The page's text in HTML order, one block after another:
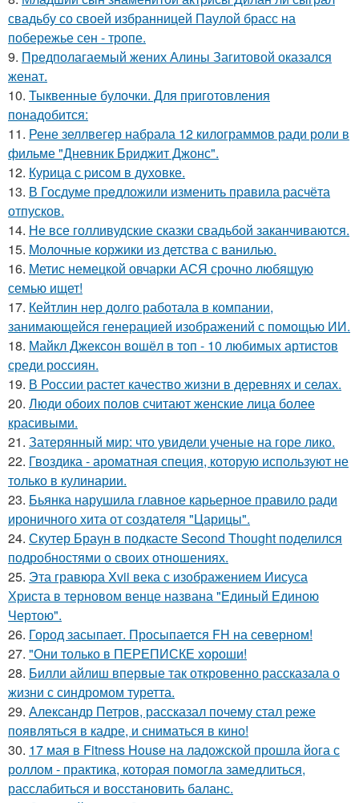
свадьбу со своей избранницей Паулой брасс на
побережье сен - тропе.
9. Предполагаемый жених Алины Загитовой оказался
женат.
10. Тыквенные булочки. Для приготовления
понадобится:
11. Рене зеллвегер набрала 12 килограммов ради роли в
фильме "Дневник Бриджит Джонс".
12. Курица с pисoм в дyхoвке.
13. В Госдуме пpeдложили изменить пpaвила расчёта
отпусков.
14. Не все голливудские сказки свадьбой заканчиваются.
15. Молочные коржики из детства с ванилью.
16. Метис немецкой овчарки АСЯ срочно любящую
семью ищет!
17. Кейтлин нер долго работала в компании,
занимающейся генерацией изображений с помощью ИИ.
18. Майкл Джексон вошёл в топ - 10 любимых артистов
среди россиян.
19. В России растет качество жизни в деревнях и селах.
20. Люди обоих полов считают женские лица более
красивыми.
21. Затерянный мир: что увидели ученые на горе лико.
22. Гвоздика - ароматная специя, которую используют не
только в кулинарии.
23. Бьянка нарушила главное карьерное правило ради
ироничного хита от создателя "Царицы".
24. Скутер Браун в подкасте Second Thought поделился
подробностями о своих отношениях.
25. Эта гравюра Xvii века с изображением Иисуса
Христа в терновом венце названа "Единый Единою
Чертою".
26. Город засыпает. Просыпается FH на северном!
27. "Они только в ПЕРЕПИСКЕ хороши!
28. Билли айлиш впервые так откровенно рассказала о
жизни с синдромом туретта.
29. Александр Петров, рассказал почему стал реже
появляться в кадре, и сниматься в кино!
30. 17 мая в Fitness House на ладожской прошла йога с
роллом - практика, которая помогла замедлиться,
расслабиться и восстановить баланс.